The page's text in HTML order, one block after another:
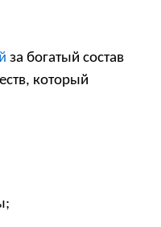
за богатый состав
который